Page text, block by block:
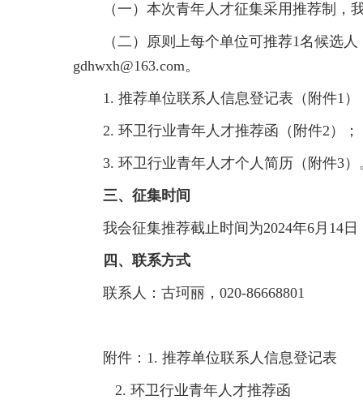
（一）本次青年人才征集采用推荐制
（二）原则上每个单位可推荐1名候选
gdhwxh@163.com。
1. 推荐单位联系人信息登记表（附件1）
2. 环卫行业青年人才推荐函 （附件2）；
3. 环卫行业青年人才个人简历（附件3）
三、征集时间
我会征集推荐截止时间为2024年6月14
四、联系方式
联系人：古珂丽，020-86668801
附件：1. 推荐单位联系人信息登记表
2. 环卫行业青年人才推荐函